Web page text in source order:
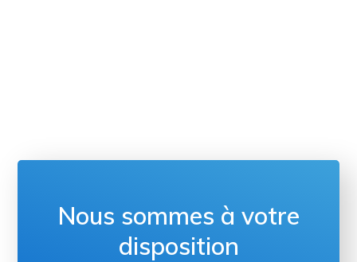
Nous sommes à votre
disposition